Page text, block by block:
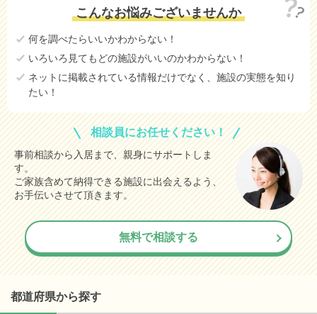
こんなお悩みございませんか
何を調べたらいいかわからない！
いろいろ見てもどの施設がいいのかわからない！
ネットに掲載されている情報だけでなく、施設の実態を知り
たい！
相談員にお任せください！
事前相談から入居まで、親身にサポートしま
す。
ご家族含めて納得できる施設に出会えるよう、
お手伝いさせて頂きます。
無料で相談する
都道府県から探す